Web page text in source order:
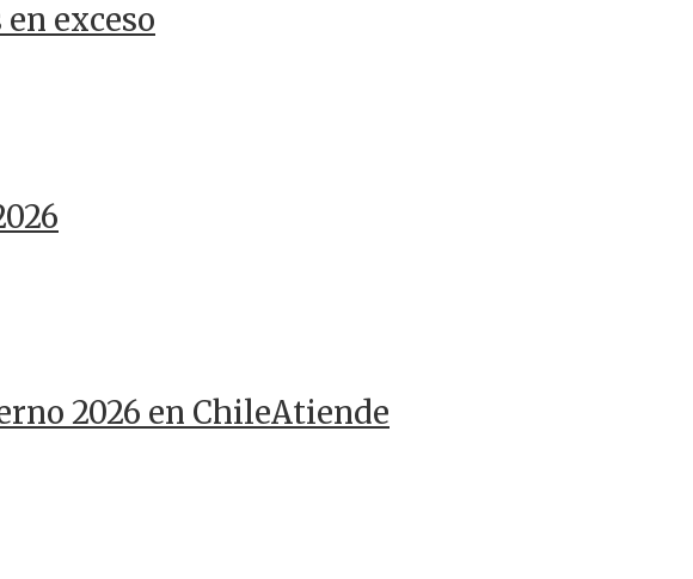
exceso
2026 en ChileAtiende